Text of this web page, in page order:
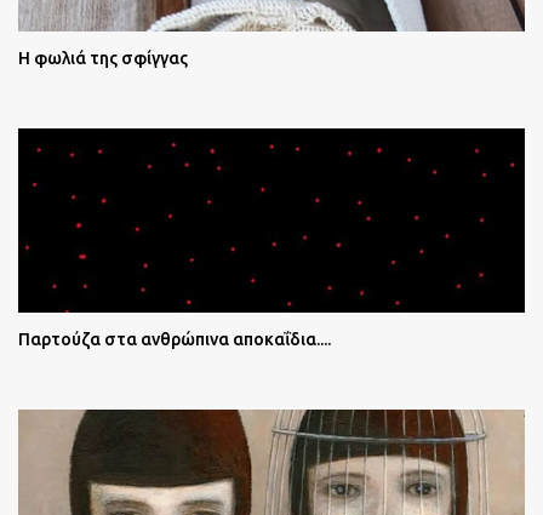
Η φωλιά της σφίγγας
Παρτούζα στα ανθρώπινα αποκαΐδια....